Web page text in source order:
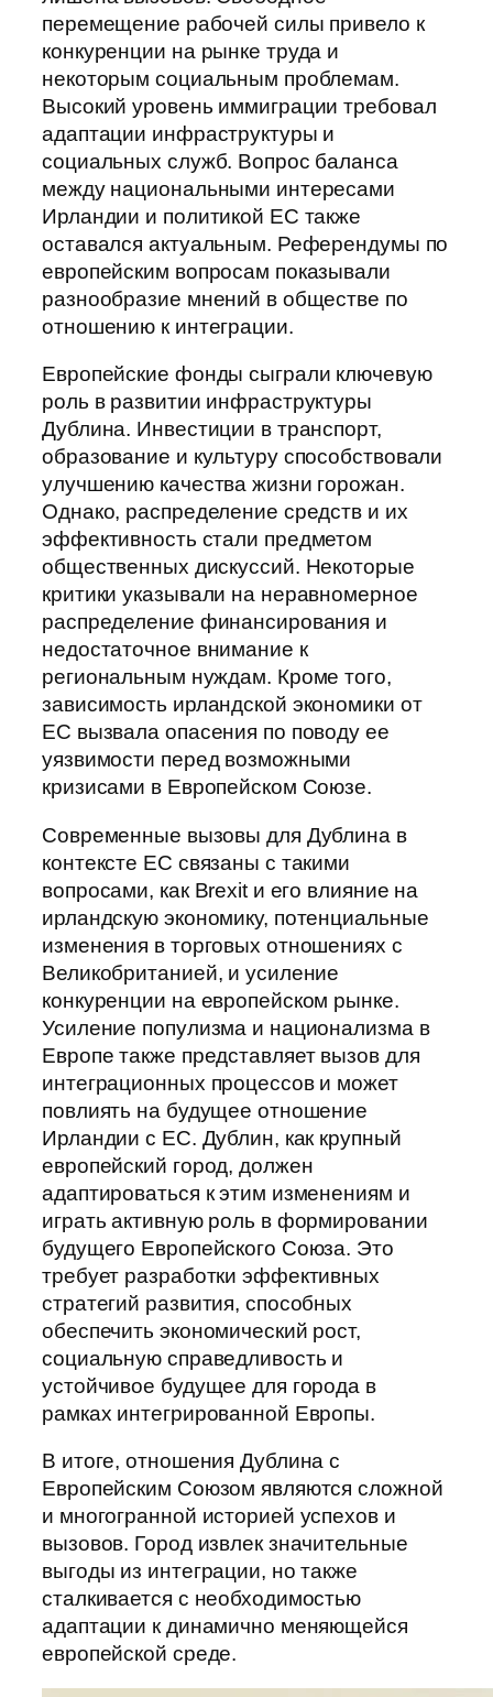
перемещение рабочей силы привело к
конкуренции на рынке труда и
некоторым социальным проблемам.
Высокий уровень иммиграции требовал
адаптации инфраструктуры и
социальных служб. Вопрос баланса
между национальными интересами
Ирландии и политикой ЕС также
оставался актуальным. Референдумы по
европейским вопросам показывали
разнообразие мнений в обществе по
отношению к интеграции.
Европейские фонды сыграли ключевую
роль в развитии инфраструктуры
Дублина. Инвестиции в транспорт,
образование и культуру способствовали
улучшению качества жизни горожан.
Однако, распределение средств и их
эффективность стали предметом
общественных дискуссий. Некоторые
критики указывали на неравномерное
распределение финансирования и
недостаточное внимание к
региональным нуждам. Кроме того,
зависимость ирландской экономики от
ЕС вызвала опасения по поводу ее
уязвимости перед возможными
кризисами в Европейском Союзе.
Современные вызовы для Дублина в
контексте ЕС связаны с такими
вопросами, как Brexit и его влияние на
ирландскую экономику, потенциальные
изменения в торговых отношениях с
Великобританией, и усиление
конкуренции на европейском рынке.
Усиление популизма и национализма в
Европе также представляет вызов для
интеграционных процессов и может
повлиять на будущее отношение
Ирландии с ЕС. Дублин, как крупный
европейский город, должен
адаптироваться к этим изменениям и
играть активную роль в формировании
будущего Европейского Союза. Это
требует разработки эффективных
стратегий развития, способных
обеспечить экономический рост,
социальную справедливость и
устойчивое будущее для города в
рамках интегрированной Европы.
В итоге, отношения Дублина с
Европейским Союзом являются сложной
и многогранной историей успехов и
вызовов. Город извлек значительные
выгоды из интеграции, но также
сталкивается с необходимостью
адаптации к динамично меняющейся
европейской среде.